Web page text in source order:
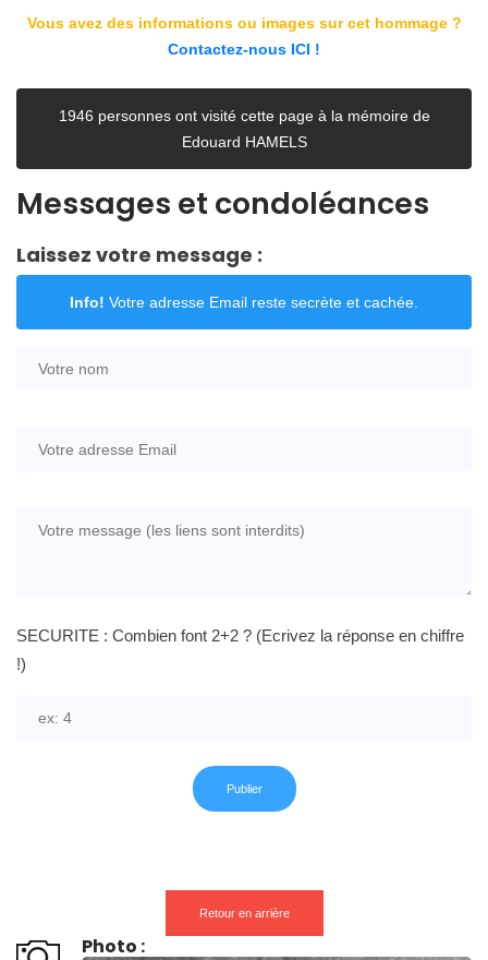
Vous avez des informations ou images sur cet hommage ?
Contactez-nous ICI !
1946 personnes ont visité cette page à la mémoire de
Edouard HAMELS
Messages et condoléances
Laissez votre message :
Info! Votre adresse Email reste secrète et cachée.
SECURITE : Combien font 2+2 ? (Ecrivez la réponse en chiffre
!)
Retour en arrière
Photo :